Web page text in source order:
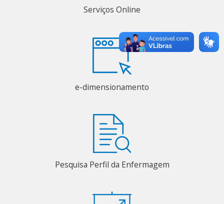
Serviços Online
e-dimensionamento
Pesquisa Perfil da Enfermagem